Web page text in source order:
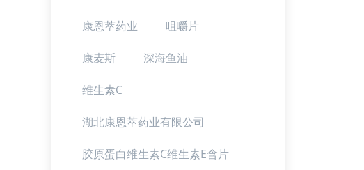
康恩萃药业 咀嚼片
康麦斯 深海鱼油
维生素C
湖北康恩萃药业有限公司
胶原蛋白维生素C维生素E含片